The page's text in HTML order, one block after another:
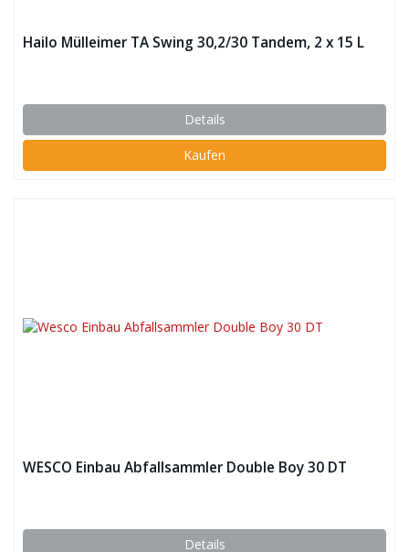
Hailo Mülleimer TA Swing 30,2/30 Tandem, 2 x 15 L
Details
Kaufen
WESCO Einbau Abfallsammler Double Boy 30 DT
Details